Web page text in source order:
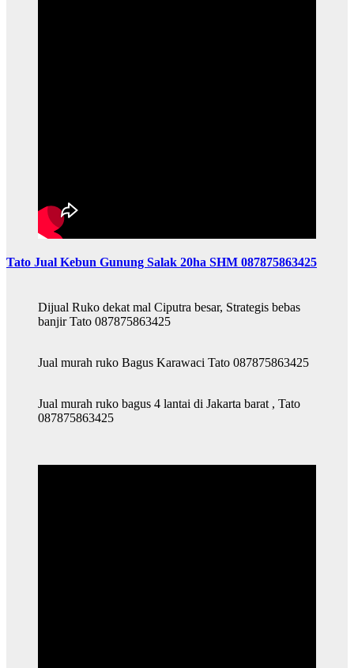
Tato Jual Kebun Gunung Salak 20ha SHM 087875863425
Dijual Ruko dekat mal Ciputra besar, Strategis bebas
banjir Tato 087875863425
Jual murah ruko Bagus Karawaci Tato 087875863425
Jual murah ruko bagus 4 lantai di Jakarta barat , Tato
087875863425